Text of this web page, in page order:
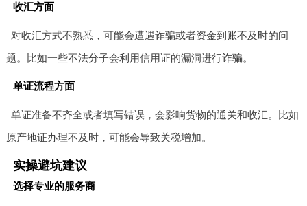
收汇方面
对收汇方式不熟悉，可能会遭遇诈骗或者资金到账不及时的问
题。比如一些不法分子会利用信用证的漏洞进行诈骗。
单证流程方面
单证准备不齐全或者填写错误，会影响货物的通关和收汇。比如
原产地证办理不及时，可能会导致关税增加。
实操避坑建议
选择专业的服务商